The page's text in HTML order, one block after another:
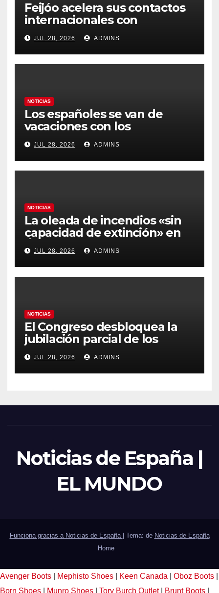
Feijóo acelera sus contactos
internacionales con
Latinoamérica como socio
prioritario en su agenda de
gobierno
JUL 28, 2026 ADMINS
NOTICIAS
Los españoles se van de
vacaciones con los
carburantes hasta un 21%
más caros que el año pasado
y los hoteles disparados
JUL 28, 2026 ADMINS
NOTICIAS
La oleada de incendios «sin
capacidad de extinción» en
Ávila y al oeste de Madrid
obliga a declarar la
emergencia nacional
JUL 28, 2026 ADMINS
NOTICIAS
El Congreso desbloquea la
jubilación parcial de los
trabajadores laborales del
sector público
JUL 28, 2026 ADMINS
Noticias de España |
EL MUNDO
Funciona gracias a Noticias de España Tema: de Noticias de España
Home
Avenger Boots Mephisto Shoes Keen Canada Oboz Boots
Born Shoes
Munro Shoes Tory Burch Outlet Brunt Boots